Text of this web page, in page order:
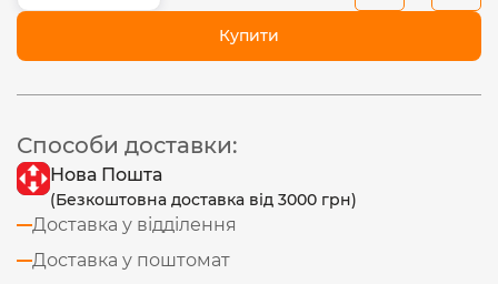
Купити
Способи доставки:
Нова Пошта
(Безкоштовна доставка від 3000 грн)
Доставка у відділення
Доставка у поштомат